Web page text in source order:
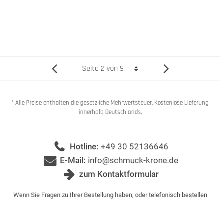
* Alle Preise enthalten die gesetzliche Mehrwertsteuer. Kostenlose Lieferung
innerhalb Deutschlands.
Hotline: +49 30 52136646
E-Mail: info@schmuck-krone.de
zum Kontaktformular
Wenn Sie Fragen zu Ihrer Bestellung haben, oder telefonisch bestellen